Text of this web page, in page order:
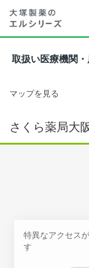
取扱い医療機関
マップを見る
さくら薬局大
特異なアクセス
す